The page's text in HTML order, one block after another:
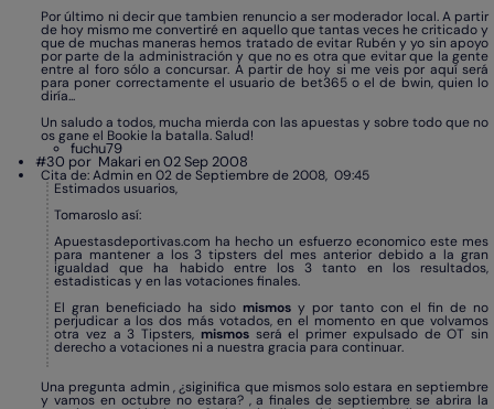
Por último ni decir que tambien renuncio a ser moderador local. A partir
de hoy mismo me convertiré en aquello que tantas veces he criticado y
que de muchas maneras hemos tratado de evitar Rubén y yo sin apoyo
por parte de la administración y que no es otra que evitar que la gente
entre al foro sólo a concursar. A partir de hoy si me veis por aquí será
para poner correctamente el usuario de bet365 o el de bwin, quien lo
diría...
Un saludo a todos, mucha mierda con las apuestas y sobre todo que no
os gane el Bookie la batalla. Salud!
fuchu79
#30 por Makari en 02 Sep 2008
Cita de: Admin en 02 de Septiembre de 2008, 09:45
Estimados usuarios,
Tomaroslo así:
Apuestasdeportivas.com ha hecho un esfuerzo economico este mes
para mantener a los 3 tipsters del mes anterior debido a la gran
igualdad que ha habido entre los 3 tanto en los resultados,
estadisticas y en las votaciones finales.
El gran beneficiado ha sido mismos y por tanto con el fin de no
perjudicar a los dos más votados, en el momento en que volvamos
otra vez a 3 Tipsters, mismosserá el primer expulsado de OT sin
derecho a votaciones ni a nuestra gracia para continuar.
Una pregunta admin , ¿siginifica que mismos solo estara en septiembre
y vamos en octubre no estara? , a finales de septiembre se abrira la